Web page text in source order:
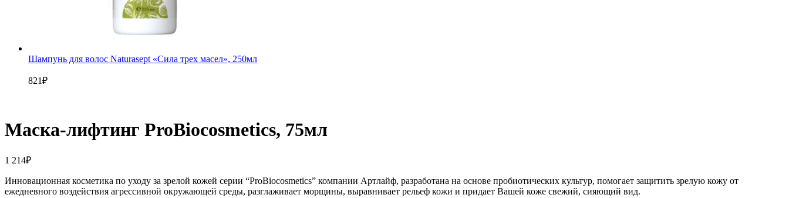
Шампунь для волос Naturasept «Сила трех масел», 250мл
821₽
Маска-лифтинг ProBiocosmetics, 75мл
1 214₽
Инновационная косметика по уходу за зрелой кожей серии “ProBiocosmetics” компании Артлайф, разработана на основе пробиотических культур, помогает защитить зрелую кожу от
ежедневного воздействия агрессивной окружающей среды, разглаживает морщины, выравнивает рельеф кожи и придает Вашей коже свежий, сияющий вид.